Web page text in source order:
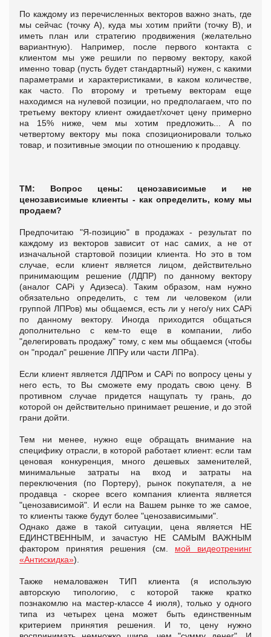
По каждому из перечисленных векторов важно знать, где
мы сейчас (точку А), куда мы хотим прийти (точку В), и
иметь план или стратегию продвижения (желательно
вариантную). Например, после первого контакта с
клиентом мы уже решили по первому вектору, какой
именно товар (пусть будет стандартный) нужен, с какими
параметрами и характеристиками, в каком количестве,
как часто. По второму и третьему векторам еще
находимся на нулевой позиции, но предполагаем, что по
третьему вектору клиент ожидает/хочет цену примерно
на 15% ниже, чем мы хотим предложить... А по
четвертому вектору мы пока спозиционировали только
товар, и позитивные эмоции по отношению к продавцу.
ТМ: Вопрос цены: ценозависимые и не
ценозависимые клиенты - как определить, кому мы
продаем?
Предпочитаю "Я-позицию" в продажах - результат по
каждому из векторов зависит от нас самих, а не от
изначальной стартовой позиции клиента. Но это в том
случае, если клиент является лицом, действительно
принимающим решение (ЛДПР) по данному вектору
(аналог CAPi у Адизеса). Таким образом, нам нужно
обязательно определить, с тем ли человеком (или
группой ЛПРов) мы общаемся, есть ли у него/у них CAPi
по данному вектору. Иногда приходится общаться
дополнительно с кем-то еще в компании, либо
"делегировать продажу" тому, с кем мы общаемся (чтобы
он "продал" решение ЛПРу или части ЛПРа).
Если клиент является ЛДПРом и CAPi по вопросу цены у
него есть, то Вы сможете ему продать свою цену. В
противном случае придется нащупать ту грань, до
которой он действительно принимает решение, и до этой
грани дойти.
Тем ни менее, нужно еще обращать внимание на
специфику отрасли, в которой работает клиент: если там
ценовая конкуренция, много дешевых заменителей,
минимальные затраты на вход и затраты на
переключения (по Портеру), рынок покупателя, а не
продавца - скорее всего компания клиента является
"ценозависимой". И если на Вашем рынке то же самое,
то клиенты также будут более "ценозависимыми".
Однако даже в такой ситуации, цена является НЕ
ЕДИНСТВЕННЫМ, и зачастую НЕ САМЫМ ВАЖНЫМ
фактором принятия решения (см. мой видеотренинг
«Антискидка»).
Также немаловажен ТИП клиента (я использую
авторскую типологию, с которой также кратко
познакомлю на мастер-классе 4 июля), только у одного
типа из четырех цена может быть единственным
критерием принятия решения. И то, цену нужно